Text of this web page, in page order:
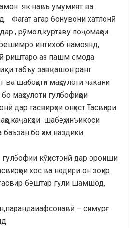
як навъ умумият ва
Фаrат агар бонувони хатлонӣ
, рӯмол,куртаву поҷомаҳои
интихоб намоянд,
риштаро аз пашм омода
табъу завқашон ранг
шабоҳати маҳсулоти чакани
маҳсулоти гулбофиҳои
дар тасвирҳои онҳост.Тасвири
шабеҳ,инъикоси
баъзан бо ҳам наздикӣ
гулбофии кӯҳистонӣ дар ороиши
хос ва нодири он зоҳир
бештар гули шамшод,
– симурғ